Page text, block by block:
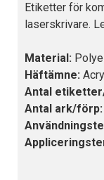
Etiketter för
laserskrivare.
Material:
Häftämne:
Antal
Antal ark/förp: